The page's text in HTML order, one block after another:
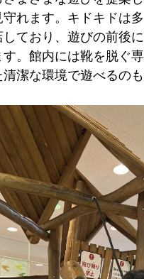
れます。キドキドは
ており、遊びの前後
。館内には靴を脱ぐ
潔な環境で遊べるのも